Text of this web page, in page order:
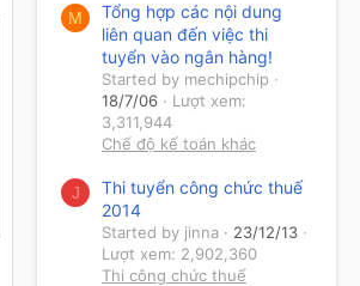
M
Tổng hợp các nội dung
liên quan đến việc thi
tuyển vào ngân hàng!
Started by mechipchip
18/7/06
Lượt xem:
3,311,944
Chế độ kế toán khác
J
Thi tuyển công chức thuế
2014
Started by jinna
23/12/13
Lượt xem: 2,902,360
Thi công chức thuế